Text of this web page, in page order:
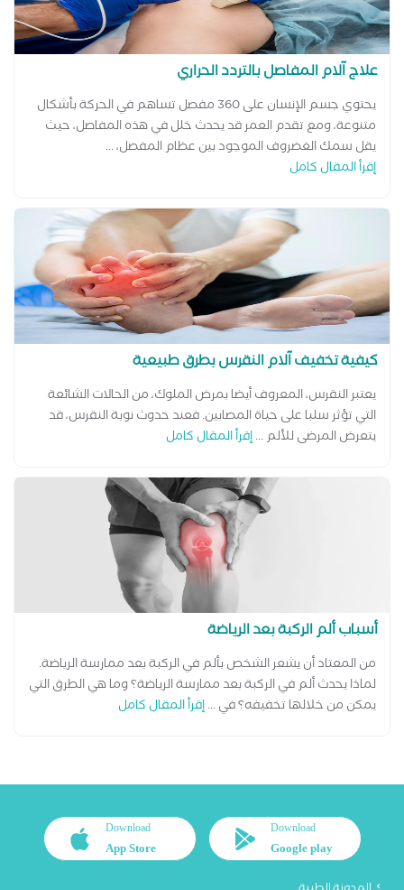
علاج آلام المفاصل بالتردد الحراري
يحتوي جسم الإنسان على 360 مفصل تساهم في الحركة بأشكال
متنوعة، ومع تقدم العمر قد يحدث خلل في هذه المفاصل، حيث
يقل سمك الغضروف الموجود بين عظام المفصل، ...
إقرأ المقال كامل
كيفية تخفيف آلام النقرس بطرق طبيعية
يعتبر النقرس، المعروف أيضا بمرض الملوك، من الحالات الشائعة
التي تؤثر سلبا على حياة المصابين. فعند حدوث نوبة النقرس، قد
يتعرض المرضى للألم ...إقرأ المقال كامل
أسباب ألم الركبة بعد الرياضة
من المعتاد أن يشعر الشخص بألم في الركبة بعد ممارسة الرياضة.
لماذا يحدث ألم في الركبة بعد ممارسة الرياضة؟ وما هي الطرق التي
يمكن من خلالها تخفيفه؟ في ...إقرأ المقال كامل
Download
Google play
Download
App Store